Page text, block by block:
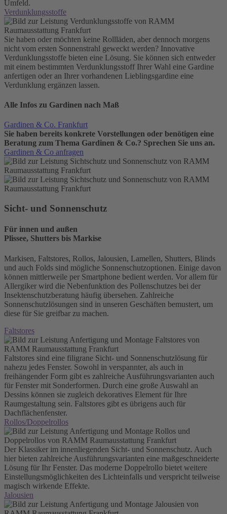
Umfeld.
Verdunklungsstoffe
Sie haben oder möchten keine Rollläden, aber dennoch morgens
nicht vom ersten Sonnenstrahl geweckt werden? Innovative
Verdunklungsstoffe bieten eine Lösung. Sie können sich entweder
mit einem bestimmten Verdunklungsstoff Ihrer Wahl eine Gardine
anfertigen oder an Ihrer vorhandenen Lieblingsgardine eine
Verdunklung ergänzen lassen.
Alle Infos zu Gardinen nach Maß
Gardinen & Co. Frankfurt
Sie haben bereits konkrete Vorstellungen oder benötigen eine
Beratung zum Thema Gardinen & Co.? Sprechen Sie uns an.
Gardinen & Co anfragen
Sicht- und Sonnen­schutz
Für innen und außen
Plissee, Shutters bis Markise
Markisen, Faltstores, Rollos, Jalousien, Lamellen, Shutters, Blinds
und auch Folds sind mögliche Sonnenschutzoptionen. Einige davon
können mittlerweile per Smartphone bedient werden. Vor allem für
Allergiker wird die Nebenfunktion des Pollenschutzes bei der
Insektenschutzberatung häufig übersehen. Zahlreiche
Sonnenschutzlösungen sind in unseren Geschäften bemustert, um
diese für Sie greifbar zu machen.
Faltstores
Faltstores sind eine filigrane Sicht- und Sonnenschutzlösung für
nahezu jedes Fenster. Sowohl in verspannter, als auch in
freihängender Form gibt es zahlreiche Ausführungsvarianten auch
für Fenster mit Sonderformen. Durch eine große Auswahl an
Dessins können sie zugleich dekoratives Element für Ihre
Raumgestaltung sein. Faltstores gibt es übrigens auch für
Dachflächenfenster.
Rollos/Doppel­rollos
Der Klassiker im innenliegenden Sicht- und Son­nen­schutz. Auch
hier bieten zahl­rei­che Aus­füh­rungs­va­ri­an­ten eine maßgeschneiderte
Lösung für Ihr Fenster. Das moderne Doppelrollo bietet wei­te­re
Einstellungsmöglichkeiten des Licht­ein­falls und verspricht teilweise
magisch wirkende Effekte.
Jalousien